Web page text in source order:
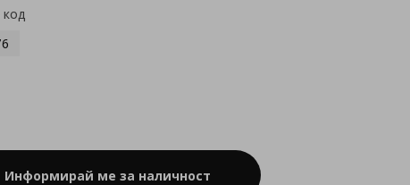
код
Информирай ме за наличност